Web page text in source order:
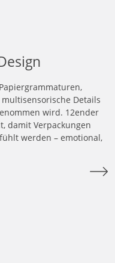
Details
wird. 12ender
damit Verpackungen
werden – emotional,